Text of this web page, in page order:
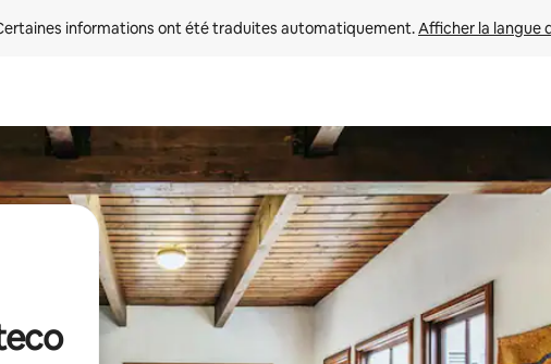
informations ont été traduites automatiquement. Afficher la langue